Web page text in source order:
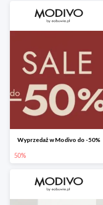
Wyprzedaż w Modivo do -50%
50%